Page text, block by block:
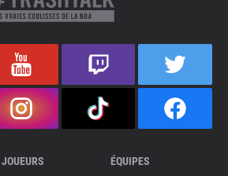
JOUEURS ÉQUIPES